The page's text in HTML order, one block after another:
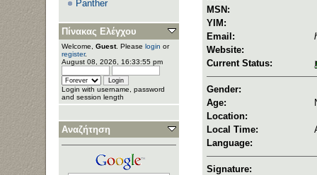
Panther
Πίνακας Ελέγχου
Welcome, Guest. Please login or
register.
August 08, 2026, 16:33:55 pm
Login with username, password
and session length
Αναζήτηση
MSN:
YIM:
Email:
Website:
Current Status:
Gender:
Age:
Location:
Local Time:
Language:
Signature: